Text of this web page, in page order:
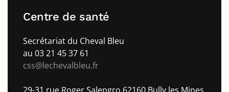
Centre de santé
Secrétariat du Cheval Bleu
au 03 21 45 37 61
css@lechevalbleu.fr